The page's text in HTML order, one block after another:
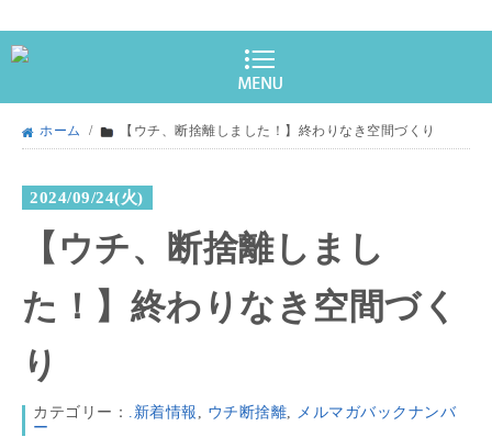
ホーム / 【ウチ、断捨離しました！】終わりなき空間づくり
2024/09/24(火)
【ウチ、断捨離しまし
た！】終わりなき空間づく
り
カテゴリー： .新着情報 , ウチ断捨離, メルマガバックナンバ
ー